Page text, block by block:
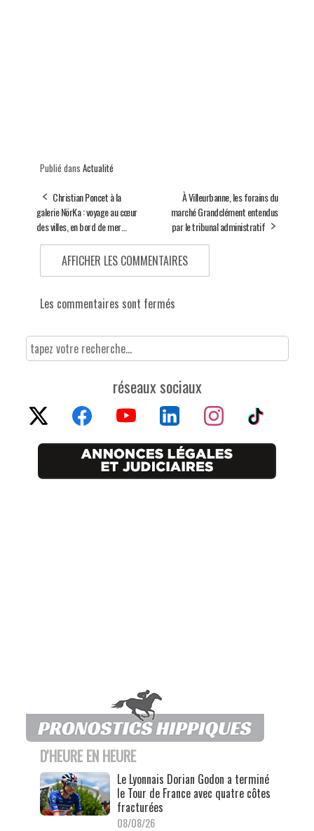
Publié dans Actualité
Christian Poncet à la
galerie NörKa : voyage au cœur
des villes, en bord de mer…
À Villeurbanne, les forains du
marché Grandclément entendus
par le tribunal administratif
AFFICHER LES COMMENTAIRES
Les commentaires sont fermés
réseaux sociaux
D'HEURE EN HEURE
Le Lyonnais Dorian Godon a terminé
le Tour de France avec quatre côtes
fracturées
08/08/26